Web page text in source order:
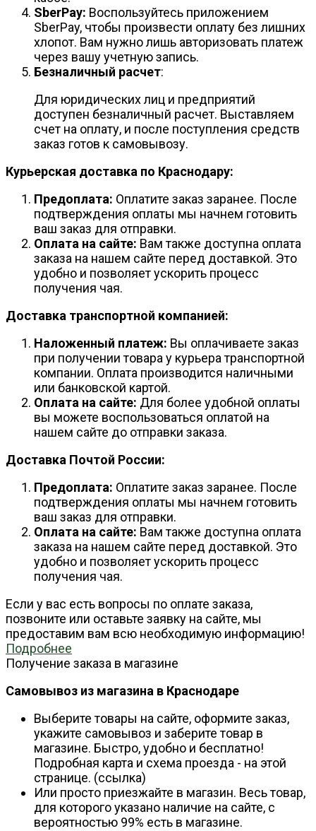
SberPay: Воспользуйтесь приложением
SberPay, чтобы произвести оплату без лишних
хлопот. Вам нужно лишь авторизовать платеж
через вашу учетную запись.
Безналичный расчет:
Для юридических лиц и предприятий
доступен безналичный расчет. Выставляем
счет на оплату, и после поступления средств
заказ готов к самовывозу.
Курьерская доставка по Краснодару:
Предоплата: Оплатите заказ заранее. После
подтверждения оплаты мы начнем готовить
ваш заказ для отправки.
Оплата на сайте: Вам также доступна оплата
заказа на нашем сайте перед доставкой. Это
удобно и позволяет ускорить процесс
получения чая.
Доставка транспортной компанией:
Наложенный платеж: Вы оплачиваете заказ
при получении товара у курьера транспортной
компании. Оплата производится наличными
или банковской картой.
Оплата на сайте: Для более удобной оплаты
вы можете воспользоваться оплатой на
нашем сайте до отправки заказа.
Доставка Почтой России:
Предоплата: Оплатите заказ заранее. После
подтверждения оплаты мы начнем готовить
ваш заказ для отправки.
Оплата на сайте: Вам также доступна оплата
заказа на нашем сайте перед доставкой. Это
удобно и позволяет ускорить процесс
получения чая.
Если у вас есть вопросы по оплате заказа,
позвоните или оставьте заявку на сайте, мы
предоставим вам всю необходимую информацию!
Подробнее
Получение заказа в магазине
Самовывоз из магазина в Краснодаре
Выберите товары на сайте, оформите заказ,
укажите самовывоз и заберите товар в
магазине. Быстро, удобно и бесплатно!
Подробная карта и схема проезда - на этой
странице. (ссылка)
Или просто приезжайте в магазин. Весь товар,
для которого указано наличие на сайте, с
вероятностью 99% есть в магазине.